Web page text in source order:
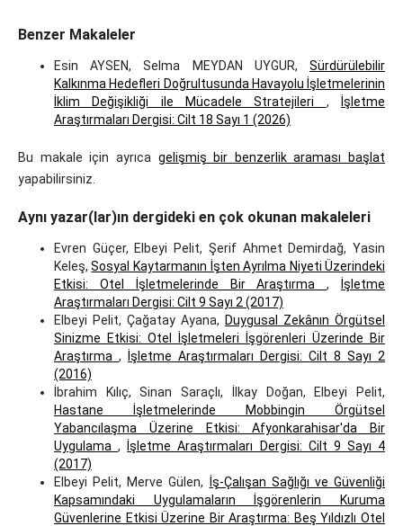
Benzer Makaleler
Esin AYSEN, Selma MEYDAN UYGUR,Sürdürülebilir
Kalkınma Hedefleri Doğrultusunda Havayolu İşletmelerinin
İklim Değişikliği ile Mücadele Stratejileri ,
İşletme
Araştırmaları Dergisi: Cilt 18 Sayı 1 (2026)
Bu makale için ayrıca gelişmiş bir benzerlik araması başlat
yapabilirsiniz.
Aynı yazar(lar)ın dergideki en çok okunan makaleleri
Evren Güçer, Elbeyi Pelit, Şerif Ahmet Demirdağ, Yasin
Keleş,Sosyal Kaytarmanın İşten Ayrılma Niyeti Üzerindeki
Etkisi: Otel İşletmelerinde Bir Araştırma,
İşletme
Araştırmaları Dergisi: Cilt 9 Sayı 2 (2017)
Elbeyi Pelit, Çağatay Ayana, Duygusal Zekânın Örgütsel
Sinizme Etkisi: Otel İşletmeleri İşgörenleri Üzerinde Bir
Araştırma ,
İşletme Araştırmaları Dergisi: Cilt 8 Sayı 2
(2016)
İbrahim Kılıç, Sinan Saraçlı, İlkay Doğan, Elbeyi Pelit,
Hastane İşletmelerinde Mobbingin Örgütsel
Yabancılaşma Üzerine Etkisi: Afyonkarahisar'da Bir
Uygulama,
İşletme Araştırmaları Dergisi: Cilt 9 Sayı 4
(2017)
Elbeyi Pelit, Merve Gülen,
İş-Çalışan Sağlığı ve Güvenliği
Kapsamındaki Uygulamaların İşgörenlerin Kuruma
Güvenlerine Etkisi Üzerine Bir Araştırma: Beş Yıldızlı Otel